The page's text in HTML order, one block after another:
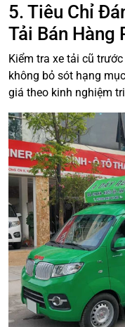
5. Tiêu Chỉ
Tải Bán Hàng
Kiểm tra xe tải cũ
không bỏ sót hạng
giá theo kinh nghiệm